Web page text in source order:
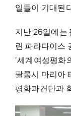
일들이 기대된
지난 26일에는
린 파라다이스
‘세계여성평화
팔롱시 마리아
평화파견단과